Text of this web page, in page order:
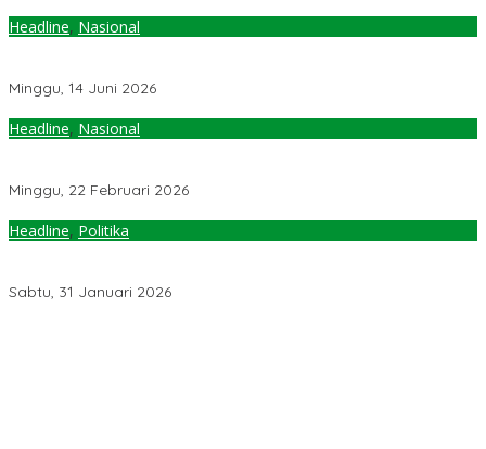
Headline, Nasional
Minggu, 14 Juni 2026
Headline, Nasional
Minggu, 22 Februari 2026
Headline, Politika
Sabtu, 31 Januari 2026